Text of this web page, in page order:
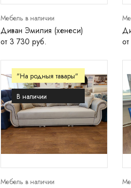
Мебель в наличии
Диван Эмилия (хенеси)
от 3 730 руб.
Мебель в наличии
"На родныя тавары"
В наличии